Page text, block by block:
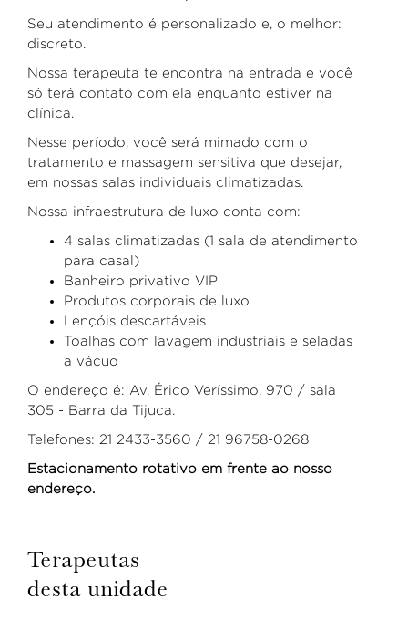
Seu atendimento é personalizado e, o melhor:
discreto.
Nossa terapeuta te encontra na entrada e você
só terá contato com ela enquanto estiver na
clínica.
Nesse período, você será mimado com o
tratamento e massagem sensitiva que desejar,
em nossas salas individuais climatizadas.
Nossa infraestrutura de luxo conta com:
4 salas climatizadas (1 sala de atendimento
para casal)
Banheiro privativo VIP
Produtos corporais de luxo
Lençóis descartáveis
Toalhas com lavagem industriais e seladas
a vácuo
O endereço é: Av. Érico Veríssimo, 970 / sala
305 - Barra da Tijuca.
Telefones: 21 2433-3560 / 21 96758-0268
Estacionamento rotativo em frente ao nosso
endereço.
Terapeutas
desta unidade